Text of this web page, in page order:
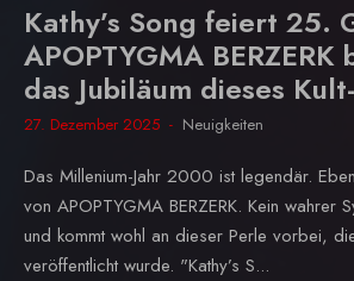
Kathy’s Song feiert 25.
APOPTYGMA BERZERK
das Jubiläum dieses
27. Dezember 2025 Neuigkeiten
Das Millenium-Jahr 2000 ist legendär.
von APOPTYGMA BERZERK. Kein wahrer
und kommt wohl an dieser Perle vorbei,
veröffentlicht wurde. "Kathy’s S...